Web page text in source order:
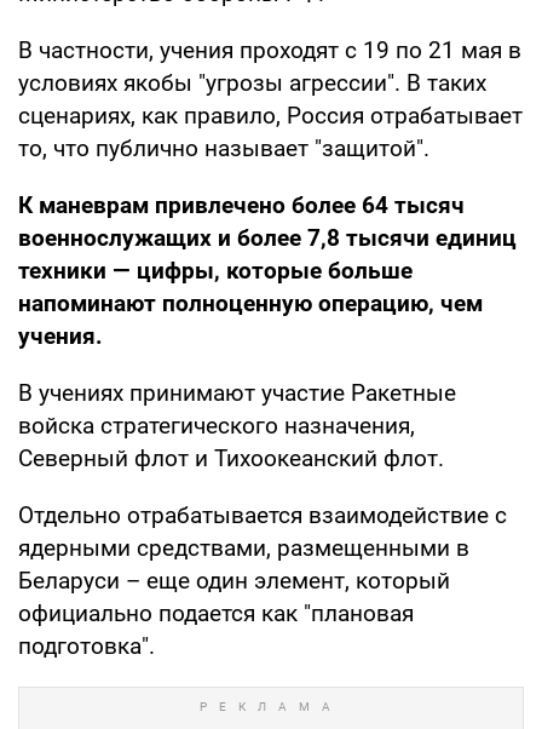
В частности, учения проходят с 19 по 21 мая в
условиях якобы "угрозы агрессии". В таких
сценариях, как правило, Россия отрабатывает
то, что публично называет "защитой".
К маневрам привлечено более 64 тысяч
военнослужащих и более 7,8 тысячи единиц
техники — цифры, которые больше
напоминают полноценную операцию, чем
учения.
В учениях принимают участие Ракетные
войска стратегического назначения,
Северный флот и Тихоокеанский флот.
Отдельно отрабатывается взаимодействие с
ядерными средствами, размещенными в
Беларуси – еще один элемент, который
официально подается как "плановая
подготовка".